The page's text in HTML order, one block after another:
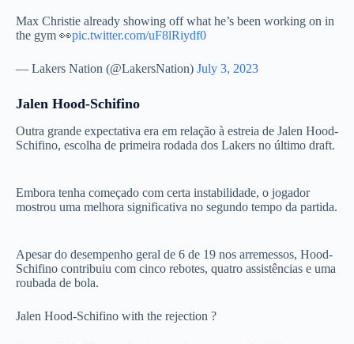
Max Christie already showing off what he’s been working on in
the gym 👀pic.twitter.com/uF8lRiydf0
— Lakers Nation (@LakersNation) July 3, 2023
Jalen Hood-Schifino
Outra grande expectativa era em relação à estreia de Jalen Hood-
Schifino, escolha de primeira rodada dos Lakers no último draft.
Embora tenha começado com certa instabilidade, o jogador
mostrou uma melhora significativa no segundo tempo da partida.
Apesar do desempenho geral de 6 de 19 nos arremessos, Hood-
Schifino contribuiu com cinco rebotes, quatro assistências e uma
roubada de bola.
Jalen Hood-Schifino with the rejection ?